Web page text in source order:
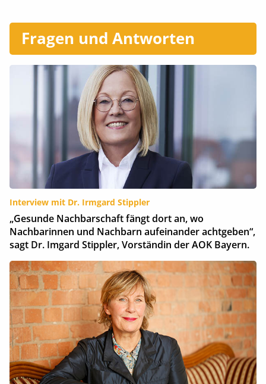
Fragen und Antworten
Interview mit Dr. Irmgard Stippler
„Gesunde Nachbarschaft fängt dort an, wo
Nachbarinnen und Nachbarn aufeinander achtgeben“,
sagt Dr. Imgard Stippler, Vorständin der AOK Bayern.